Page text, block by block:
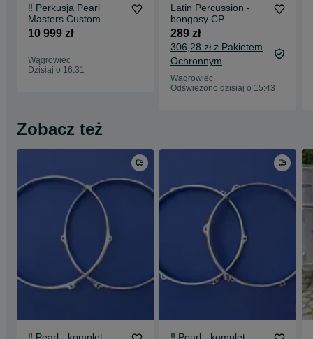
‼️ Perkusja Pearl
Masters Custom
MMX 22”, 8", 10",
10 999 zł
Wągrowiec
Dzisiaj o 16:31
Latin Percussion -
bongosy CP
Traditional 6" i 7" ‼️
289 zł
306,28 zł z Pakietem
Ochronnym
Wągrowiec
Odświeżono dzisiaj o 15:43
Zobacz też
‼️ Pearl - komplet
‼️ Pearl - komplet